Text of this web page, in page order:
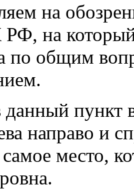
на
на который
по общим
пункт
направо и
место,